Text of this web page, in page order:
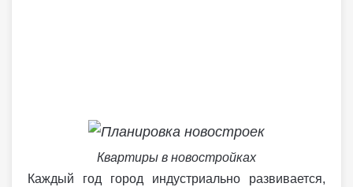
Квартиры в новостройках
Каждый год город индустриально развивается,